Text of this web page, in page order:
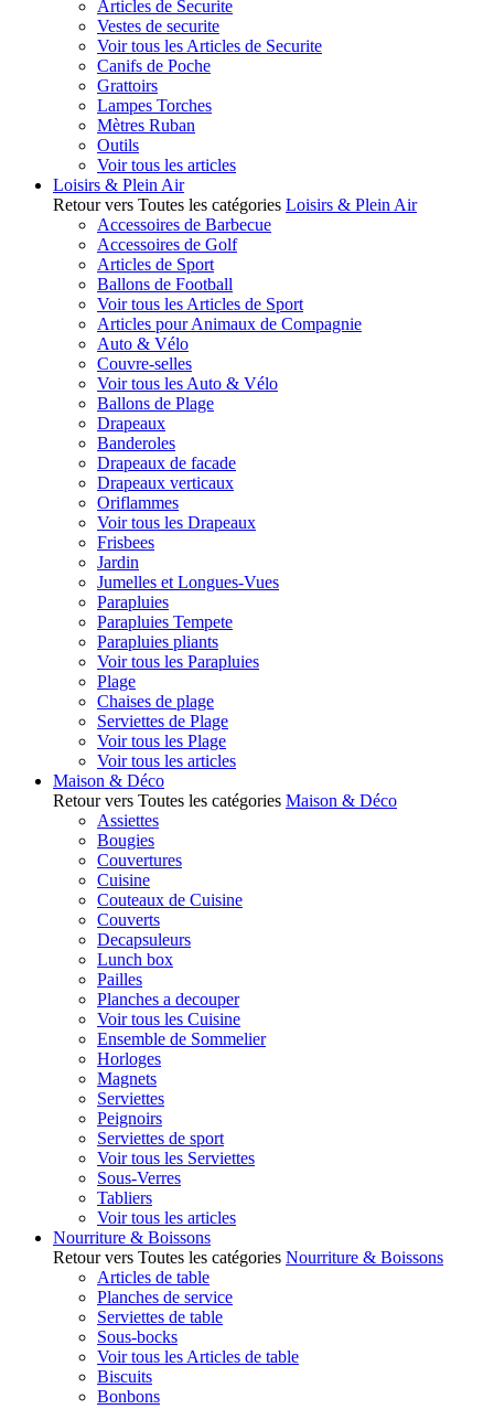
Articles de Securite
Vestes de securite
Voir tous les Articles de Securite
Canifs de Poche
Grattoirs
Lampes Torches
Mètres Ruban
Outils
Voir tous les articles
Loisirs & Plein Air
Retour vers Toutes les catégories Loisirs & Plein Air
Accessoires de Barbecue
Accessoires de Golf
Articles de Sport
Ballons de Football
Voir tous les Articles de Sport
Articles pour Animaux de Compagnie
Auto & Vélo
Couvre-selles
Voir tous les Auto & Vélo
Ballons de Plage
Drapeaux
Banderoles
Drapeaux de facade
Drapeaux verticaux
Oriflammes
Voir tous les Drapeaux
Frisbees
Jardin
Jumelles et Longues-Vues
Parapluies
Parapluies Tempete
Parapluies pliants
Voir tous les Parapluies
Plage
Chaises de plage
Serviettes de Plage
Voir tous les Plage
Voir tous les articles
Maison & Déco
Retour vers Toutes les catégories Maison & Déco
Assiettes
Bougies
Couvertures
Cuisine
Couteaux de Cuisine
Couverts
Decapsuleurs
Lunch box
Pailles
Planches a decouper
Voir tous les Cuisine
Ensemble de Sommelier
Horloges
Magnets
Serviettes
Peignoirs
Serviettes de sport
Voir tous les Serviettes
Sous-Verres
Tabliers
Voir tous les articles
Nourriture & Boissons
Retour vers Toutes les catégories Nourriture & Boissons
Articles de table
Planches de service
Serviettes de table
Sous-bocks
Voir tous les Articles de table
Biscuits
Bonbons